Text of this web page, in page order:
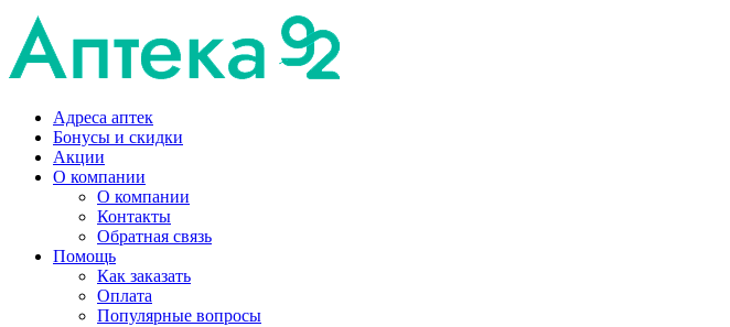
Адреса аптек
Бонусы и скидки
Акции
О компании
О компании
Контакты
Обратная связь
Помощь
Как заказать
Оплата
Популярные вопросы